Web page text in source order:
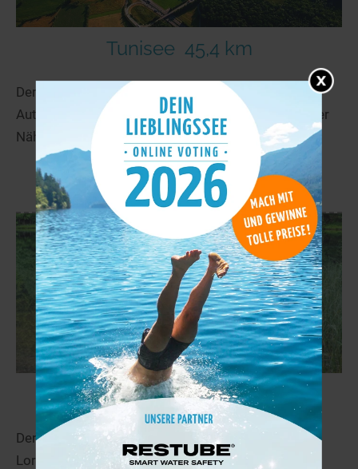
Tunisee 45,4 km
Der Tunisee ist 1958 - 1961 im Zuge des
Autobahnbaues entstanden. Er liegt in unmittelbarer
Nähe zum Silbersee.
mehr
lac de la Maix 47,9 km
Der lac de la Maix liegt in der Nähe von Luvigny in
Lorraine.